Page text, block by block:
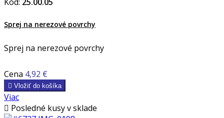
Sprej na nerezové povrchy
Sprej na nerezové povrchy
Cena 4,92 €
 Vložiť do košíka
Viac
 Posledné kusy v sklade